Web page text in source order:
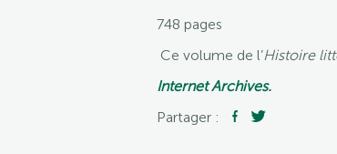
748 pages
Ce volume de l’Histoire
Internet Archives.
Partager :